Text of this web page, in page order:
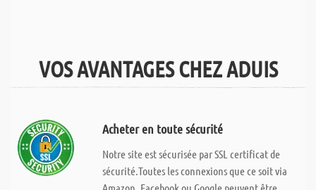
VOS AVANTAGES CHEZ ADUIS
Acheter en toute sécurité
Notre site est sécurisée par SSL certificat de
sécurité.Toutes les connexions que ce soit via